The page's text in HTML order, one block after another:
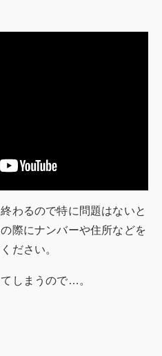
わるので特に問題はないと
際にナンバーや住所などを
ださい。
しまうので…。